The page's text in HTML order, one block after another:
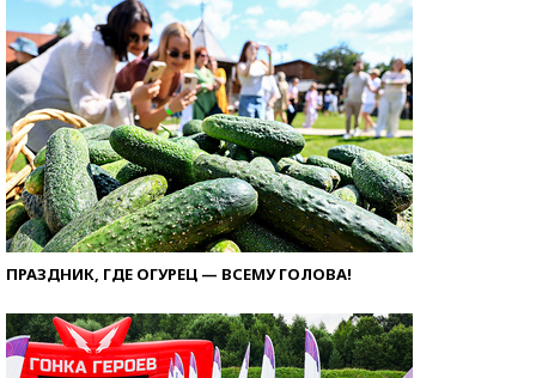
ПРАЗДНИК, ГДЕ ОГУРЕЦ — ВСЕМУ ГОЛОВА!